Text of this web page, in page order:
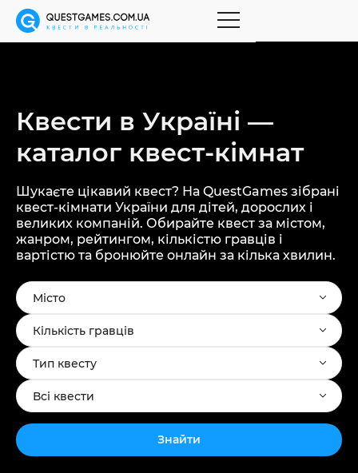
Квести в Україні —
каталог квест-кімнат
Шукаєте цікавий квест? На QuestGames зібрані
квест-кімнати України для дітей, дорослих і
великих компаній. Обирайте квест за містом,
жанром, рейтингом, кількістю гравців і
вартістю та бронюйте онлайн за кілька хвилин.
Місто
Кількість гравців
Тип квесту
Всі квести
Знайти